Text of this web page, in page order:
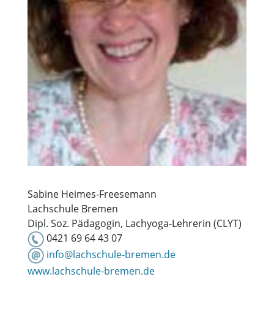
Sabine Heimes-Freesemann
Lachschule Bremen
Dipl. Soz. Pädagogin, Lachyoga-Lehrerin (CLYT)
0421 69 64 43 07
info@lachschule-bremen.de
www.lachschule-bremen.de